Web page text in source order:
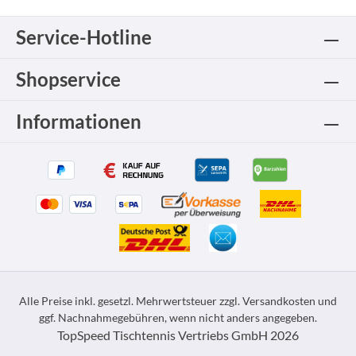
Service-Hotline
Shopservice
Informationen
Alle Preise inkl. gesetzl. Mehrwertsteuer zzgl.Versandkosten und
ggf. Nachnahmegebühren, wenn nicht anders angegeben.
TopSpeed Tischtennis Vertriebs GmbH 2026